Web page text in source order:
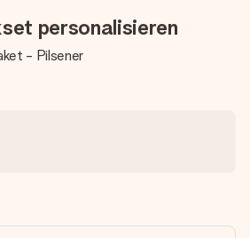
personalisieren
- Pilsener